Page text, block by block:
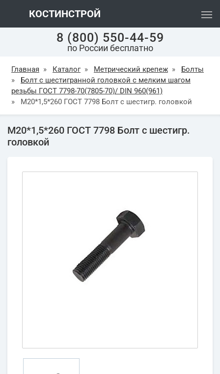
КОСТИНСТРОЙ
8 (800) 550-44-59
по России бесплатно
Главная » Каталог » Метрический крепеж »
Болты
»
Болт с шестигранной головкой с мелким шагом
резьбы ГОСТ 7798-70(7805-70)/ DIN 960(961)
»
М20*1,5*260 ГОСТ 7798 Болт с шестигр. головкой
М20*1,5*260 ГОСТ 7798 Болт с шестигр.
головкой